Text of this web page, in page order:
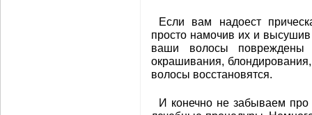
Если вам надоест
просто намочив их и
ваши волосы повреждены
окрашивания,
волосы восстановятся.
И конечно не забываем про